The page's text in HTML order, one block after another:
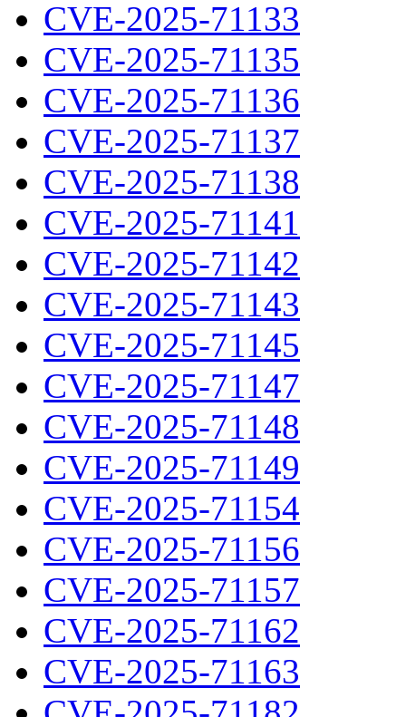
CVE-2025-71133
CVE-2025-71135
CVE-2025-71136
CVE-2025-71137
CVE-2025-71138
CVE-2025-71141
CVE-2025-71142
CVE-2025-71143
CVE-2025-71145
CVE-2025-71147
CVE-2025-71148
CVE-2025-71149
CVE-2025-71154
CVE-2025-71156
CVE-2025-71157
CVE-2025-71162
CVE-2025-71163